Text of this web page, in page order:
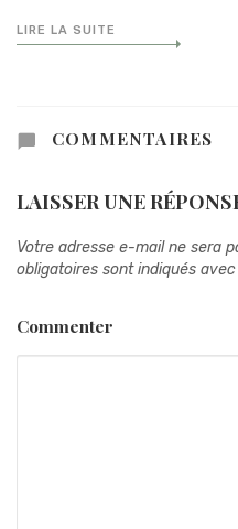
LIRE LA SUITE
COMMENTAIRES
LAISSER UNE
Votre adresse e-mail ne sera
obligatoires sont indiqués avec
Commenter